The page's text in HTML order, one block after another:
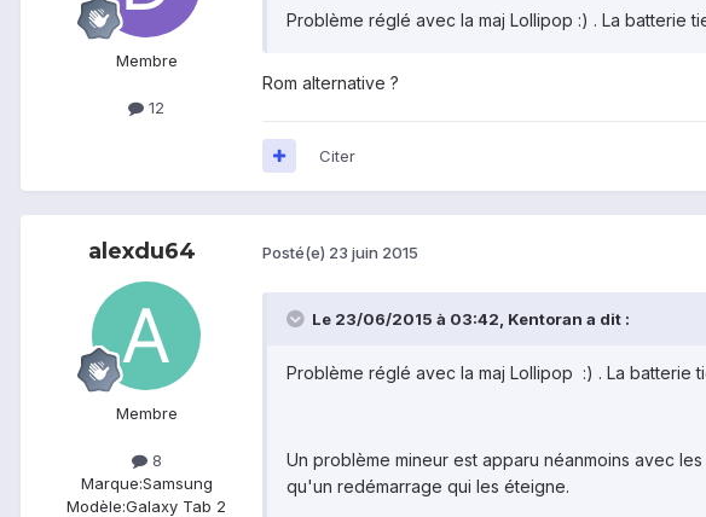
Membre
12
Problème réglé avec la maj Lollipop :) . La batterie
Rom alternative ?
Citer
alexdu64
Membre
8
Marque:Samsung
Modèle:Galaxy Tab 2
Posté(e) 23 juin 2015
Le 23/06/2015 à 03:42, Kentoran a dit :
Problème réglé avec la maj Lollipop :) . La batterie
Un problème mineur est apparu néanmoins avec
qu'un redémarrage qui les éteigne.